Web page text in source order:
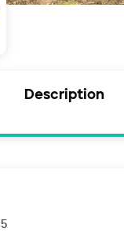
Description